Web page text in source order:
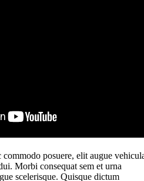
commodo posuere, elit augue
Morbi consequat sem et urna
scelerisque. Quisque dictum